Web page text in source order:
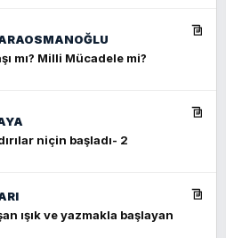
mı? Milli Mücadele mi?
niçin başladı- 2
ışık ve yazmakla başlayan